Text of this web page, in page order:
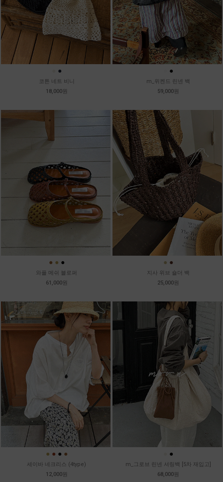
●
코튼 네트 비니
18,000원
●
m_위켄드 린넨 백
59,000원
● ● ●
와플 메쉬 블로퍼
61,000원
● ●
지사 위브 숄더 백
25,000원
● ● ● ●
세이바 네크리스 (4type)
12,000원
●
m_그로브 린넨 셔링백 [5차 재입고]
68,000원